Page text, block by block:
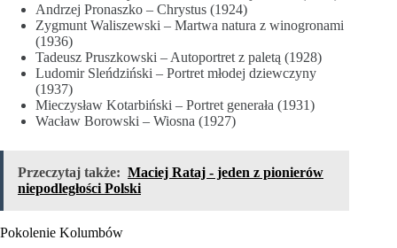
Andrzej Pronaszko – Chrystus (1924)
Zygmunt Waliszewski – Martwa natura z winogronami
(1936)
Tadeusz Pruszkowski – Autoportret z paletą (1928)
Ludomir Sleńdziński – Portret młodej dziewczyny
(1937)
Mieczysław Kotarbiński – Portret generała (1931)
Wacław Borowski – Wiosna (1927)
Przeczytaj także: Maciej Rataj - jeden z pionierów
niepodległości Polski
Pokolenie Kolumbów